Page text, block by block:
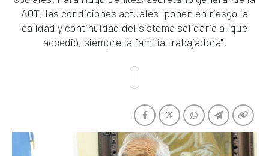
AOT, las condiciones actuales "ponen en riesgo la
calidad y continuidad del sistema solidario al que
accedió, siempre la familia trabajadora".